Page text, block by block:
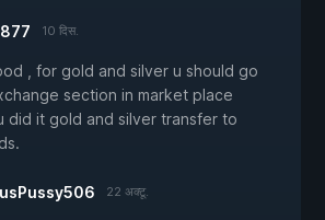
10 दिस.
, for gold and silver u should go
section in market place
did it gold and silver transfer to
22 अक्टू.